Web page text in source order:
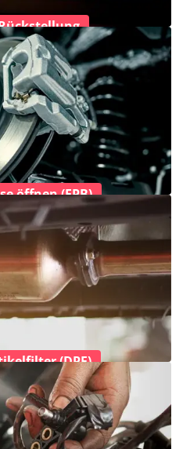
öffnen (EPB)
(DPF)